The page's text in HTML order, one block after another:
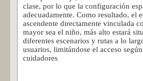
clase, por lo que la configuración
adecuadamente. Como resultado, el
ascendente directamente vinculada
mayor sea el niño, más alto estará
diferentes escenarios y rutas a lo
usuarios, limitándose el acceso
cuidadores